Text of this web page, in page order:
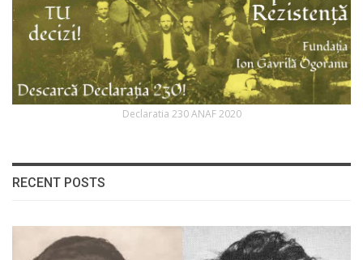
Declaratia 230 ANAF 2020
RECENT POSTS